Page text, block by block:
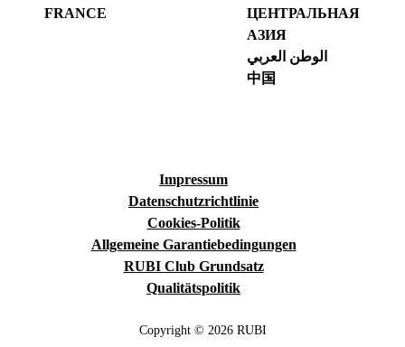
FRANCE
ЦЕНТРАЛЬНАЯ
АЗИЯ
الوطن العربي
中国
Impressum
Datenschutzrichtlinie
Cookies-Politik
Allgemeine Garantiebedingungen
RUBI Club Grundsatz
Qualitätspolitik
Copyright © 2026 RUBI